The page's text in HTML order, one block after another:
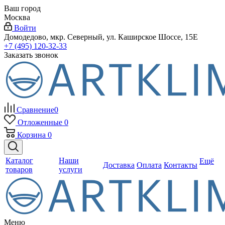
Ваш город
Москва
Войти
Домодедово, мкр. Северный, ул. Каширское Шоссе, 15Е
+7 (495) 120-32-33
Заказать звонок
Сравнение0
Отложенные 0
Корзина 0
Каталог
товаров
Наши
услуги
Доставка Оплата Контакты Ещё
Меню